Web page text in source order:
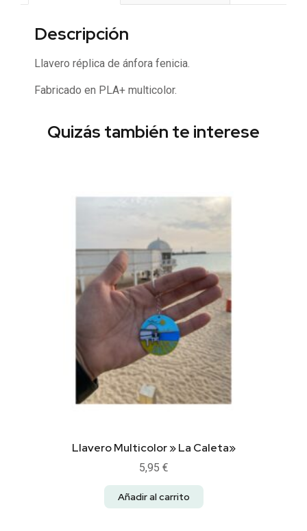
Descripción
Llavero réplica de ánfora fenicia.
Fabricado en PLA+ multicolor.
Quizás también te interese
Llavero Multicolor » La Caleta»
5,95 €
Añadir al carrito